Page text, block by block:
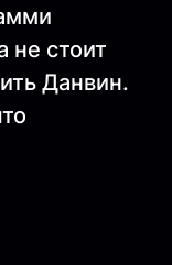
не стоит
Данвин.